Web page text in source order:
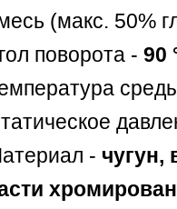
(макс. 50%
поворота - 90
- чугун,